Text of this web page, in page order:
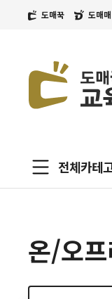
도매꾹 도매매
전체카테
온/오